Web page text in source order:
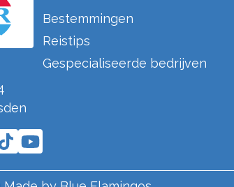
Bestemmingen
Reistips
Gespecialiseerde bedrijven